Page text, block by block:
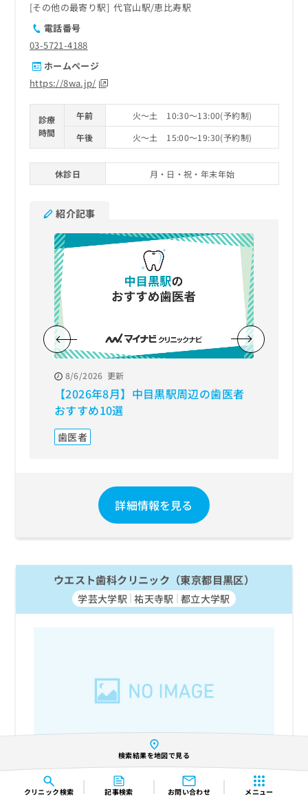
クリニック検索 記事検索 お問い合わせ メニュー
その他の最寄り駅
代官山駅 恵比寿駅
電話番号
03-5721-4188
ホームページ
https://8wa.jp/
診療
時間
午前
火～土 10:30～13:00(予約制)
午後
火～土 15:00～19:30(予約制)
休診日 月・日・祝・年末年始
紹介記事
8/6/2026 更新
【2026年8月】中目黒駅周辺の歯医者
おすすめ10選
歯医者
詳細情報を見る
ウエスト歯科クリニック（東京都目黒区）
学芸大学駅 祐天寺駅 都立大学駅
受付状況
診療受付時間外
次回受付：今日の10:00～13:00
検索結果を地図で見る